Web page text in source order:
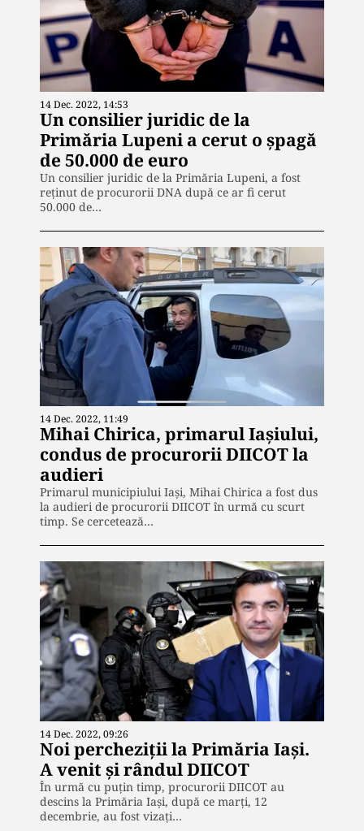
14 Dec. 2022, 14:53
Un consilier juridic de la
Primăria Lupeni a cerut o șpagă
de 50.000 de euro
Un consilier juridic de la Primăria Lupeni, a fost
reținut de procurorii DNA după ce ar fi cerut
50.000 de…
14 Dec. 2022, 11:49
Mihai Chirica, primarul Iașiului,
condus de procurorii DIICOT la
audieri
Primarul municipiului Iași, Mihai Chirica a fost dus
la audieri de procurorii DIICOT în urmă cu scurt
timp. Se cercetează…
14 Dec. 2022, 09:26
Noi percheziții la Primăria Iași.
A venit și rândul DIICOT
În urmă cu puțin timp, procurorii DIICOT au
descins la Primăria Iași, după ce marți, 12
decembrie, au fost vizați…